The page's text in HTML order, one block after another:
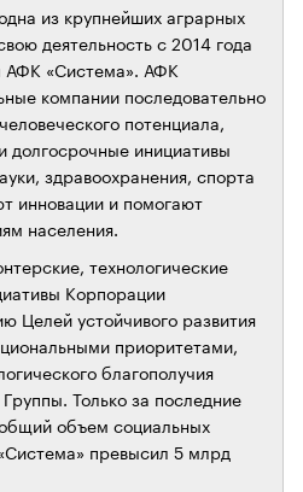
из крупнейших аграрных
деятельность с 2014 года
АФК «Система». АФК
компании последовательно
потенциала,
инициативы
здравоохранения, спорта
инновации и помогают
населения.
технологические
Корпорации
Целей устойчивого развития
приоритетами,
благополучия
Только за последние
объем социальных
превысил 5 млрд